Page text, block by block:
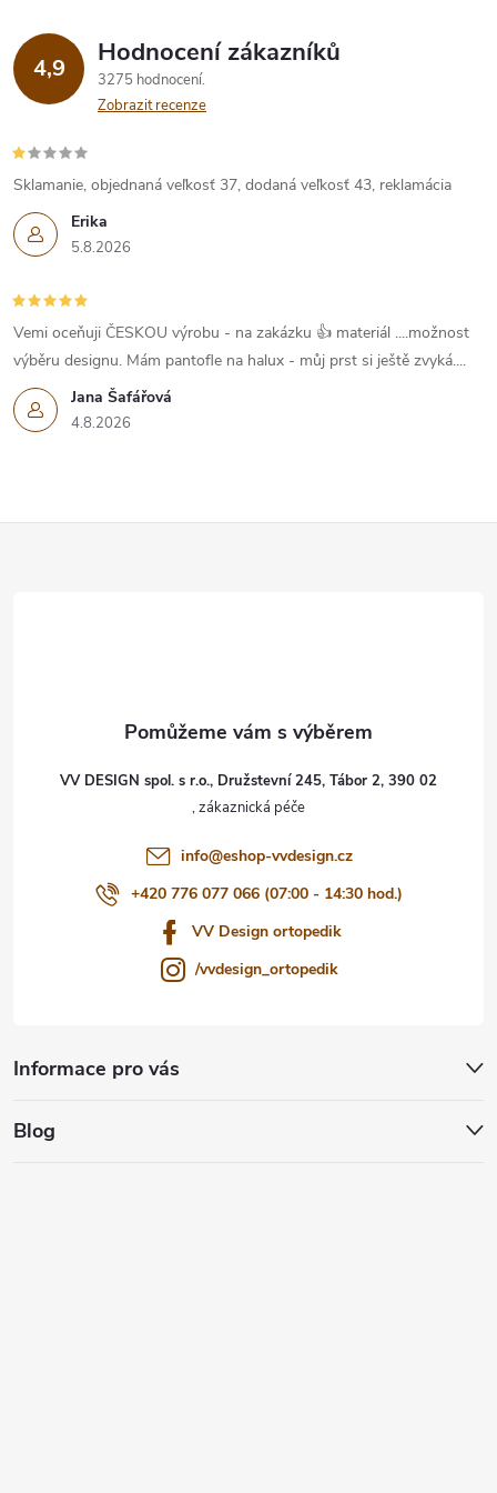
k
y
v
ý
p
s
u
4,9 Hodnocení zákazníků
3275 hodnocení
Zobrazit recenze
Erika
5.8.2026
Sklamanie, objednaná veľkosť 37, dodaná veľkosť 43, reklamácia
Jana Šafářová
4.8.2026
Vemi oceňuji ČESKOU výrobu - na zakázku 👍 materiál ....možnost
výběru designu. Mám pantofle na halux - můj prst si ještě zvyká....
VV DESIGN spol. s r.o., Družstevní 245, Tábor 2, 390 02
info@eshop-vvdesign.cz
+420 776 077 066 (07:00 - 14:30 hod.)
VV Design ortopedik
/vvdesign_ortopedik
Informace pro vás
Blog